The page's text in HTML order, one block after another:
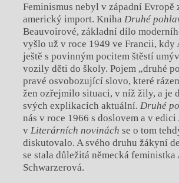
Feminismus nebyl v západní Evropě
americký import. Kniha Druhé
Beauvoirové, základní dílo
vyšlo už v roce 1949 ve Francii, kdy
ještě s povinným pocitem štěstí
vozily děti do školy. Pojem „druhé
pravé osvobozující slovo, které
žen ozřejmilo situaci, v níž žily, a je
svých explikacích aktuální. Druhé
nás v roce 1966 s doslovem a v edici
v Literárních novinách se o tom
diskutovalo. A svého druhu žákyní
se stala důležitá německá feministka
Schwarzerová.